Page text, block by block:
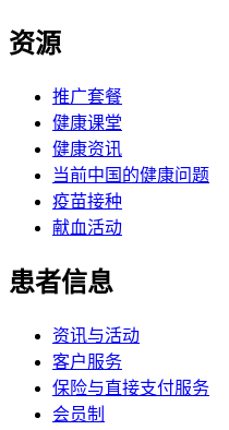
资源
推广套餐
健康课堂
健康资讯
当前中国的健康问题
疫苗接种
献血活动
患者信息
资讯与活动
客户服务
保险与直接支付服务
会员制